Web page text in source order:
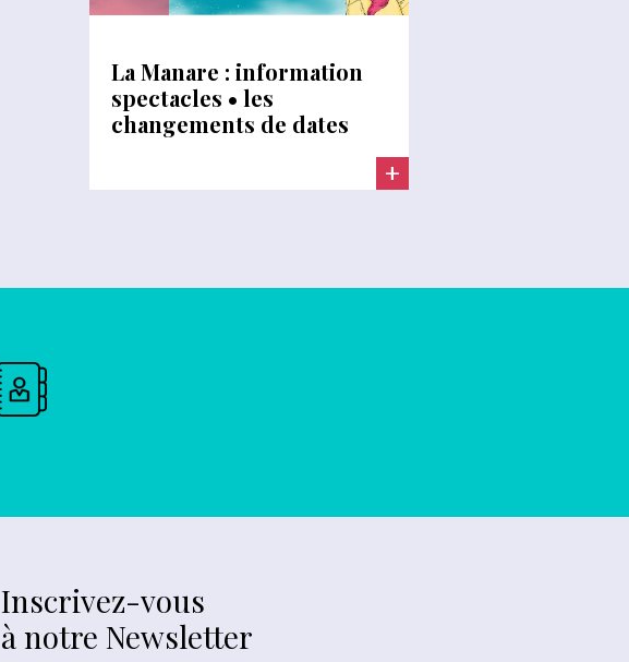
La Manare : information
spectacles • les
changements de dates
+
Inscrivez-vous
à notre Newsletter